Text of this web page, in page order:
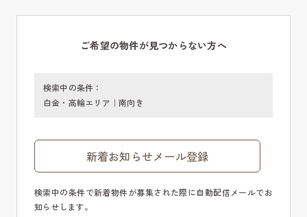
ご希望の物件が見つからない方へ
検索中の条件：
白金・高輪エリア｜南向き
新着お知らせメール登録
検索中の条件で新着物件が募集された際に自動配信メールでお
知らせします。